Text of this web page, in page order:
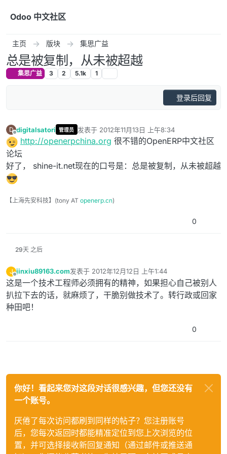
Odoo 中文社区
主页 版块 集思广益
总是被复制，从未被超越
集思广益 3 2 5.1k 1
登录后回复
D
离线
digitalsatori 管理员 发表于 2012年11月13日 上午8:34
最后由 编辑
http://openerpchina.org 很不错的OpenERP中文社区
论坛
好了， shine-it.net现在的口号是：总是被复制，从未被超越
【上海先安科技】(tony AT openerp.cn)
0
29天 之后
J
离线
jinxiu89163.com发表于 2012年12月12日 上午1:44
最后由 编辑
这是一个技术工程师必须拥有的精神，如果担心自己被别人
扒拉下去的话，就麻烦了，干脆别做技术了。转行政或回家
种田吧！
0
你好！看起来您对这段对话很感兴趣，但您还没有
一个账号。
厌倦了每次访问都刷到同样的帖子？您注册账号
后，您每次返回时都能精准定位到您上次浏览的位
置，并可选择接收新回复通知（通过邮件或推送通